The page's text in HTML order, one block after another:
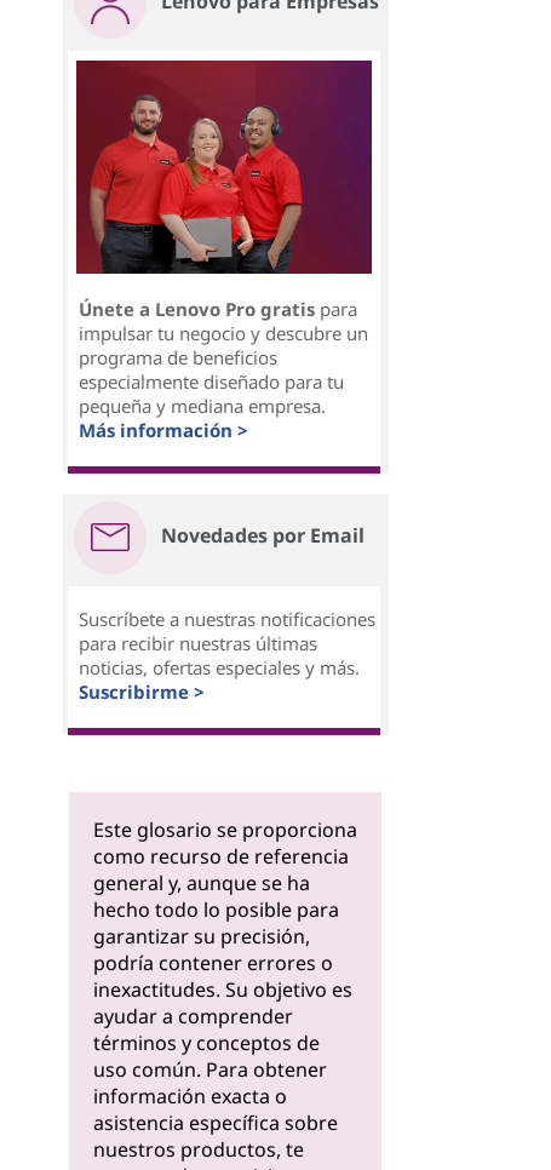
Únete a Lenovo Pro gratispara
impulsar tu negocio y descubre un
programa de beneficios
especialmente diseñado para tu
pequeña y mediana empresa.
Más información >
Novedades por Email
Suscríbete a nuestras notificaciones
para recibir nuestras últimas
noticias, ofertas especiales y más.
Suscribirme >
Este glosario se proporciona
como recurso de referencia
general y, aunque se ha
hecho todo lo posible para
garantizar su precisión,
podría contener errores o
inexactitudes. Su objetivo es
ayudar a comprender
términos y conceptos de
uso común. Para obtener
información exacta o
asistencia específica sobre
nuestros productos, te